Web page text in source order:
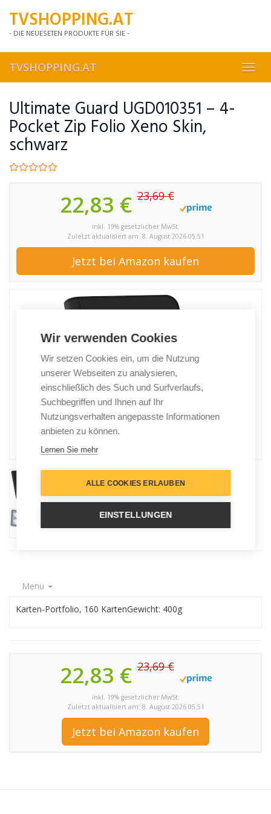
mainTVSHOPPING.AT
- DIE NEUESETEN PRODUKTE FÜR SIE -
TVSHOPPING.AT
Ultimate Guard UGD010351 – 4-
Pocket Zip Folio Xeno Skin,
schwarz
22,83 €23,69 €
inkl. 19% gesetzlicher MwSt.
Zuletzt aktualisiert am: 8. August 2026 05:51
Jetzt bei Amazon kaufen
Menu
Karten-Portfolio, 160 KartenGewicht: 400g
22,83 €23,69 €
inkl. 19% gesetzlicher MwSt.
Zuletzt aktualisiert am: 8. August 2026 05:51
Jetzt bei Amazon kaufen
Wir verwenden Cookies
Wir setzen Cookies ein, um die Nutzung
unserer Webseiten zu analysieren,
einschließlich des Such und Surfverlaufs,
Suchbegriffen und Ihnen auf Ihr
Nutzungsverhalten angepasste Informationen
anbieten zu können.
Lernen Sie mehr
ALLE COOKIES ERLAUBEN
EINSTELLUNGEN